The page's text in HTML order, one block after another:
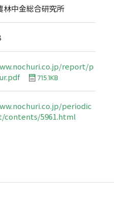
林中金総合研究所
report/p
715.1KB
periodic
contents/5961.html